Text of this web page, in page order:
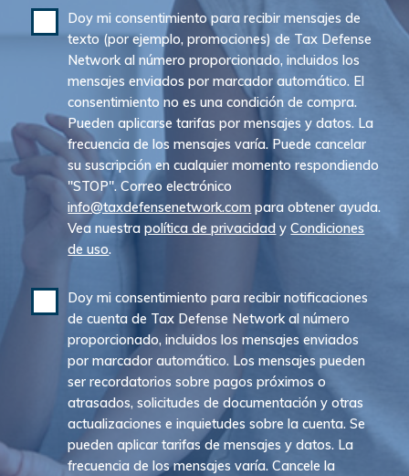
Doy mi consentimiento para recibir mensajes de
texto (por ejemplo, promociones) de Tax Defense
Network al número proporcionado, incluidos los
mensajes enviados por marcador automático. El
consentimiento no es una condición de compra.
Pueden aplicarse tarifas por mensajes y datos. La
frecuencia de los mensajes varía. Puede cancelar
su suscripción en cualquier momento respondiendo
"STOP". Correo electrónico
info@taxdefensenetwork.com para obtener ayuda.
Vea nuestrapolítica de privacidad yCondiciones
de uso.
Doy mi consentimiento para recibir notificaciones
de cuenta de Tax Defense Network al número
proporcionado, incluidos los mensajes enviados
por marcador automático. Los mensajes pueden
ser recordatorios sobre pagos próximos o
atrasados, solicitudes de documentación y otras
actualizaciones e inquietudes sobre la cuenta. Se
pueden aplicar tarifas de mensajes y datos. La
frecuencia de los mensajes varía. Cancele la